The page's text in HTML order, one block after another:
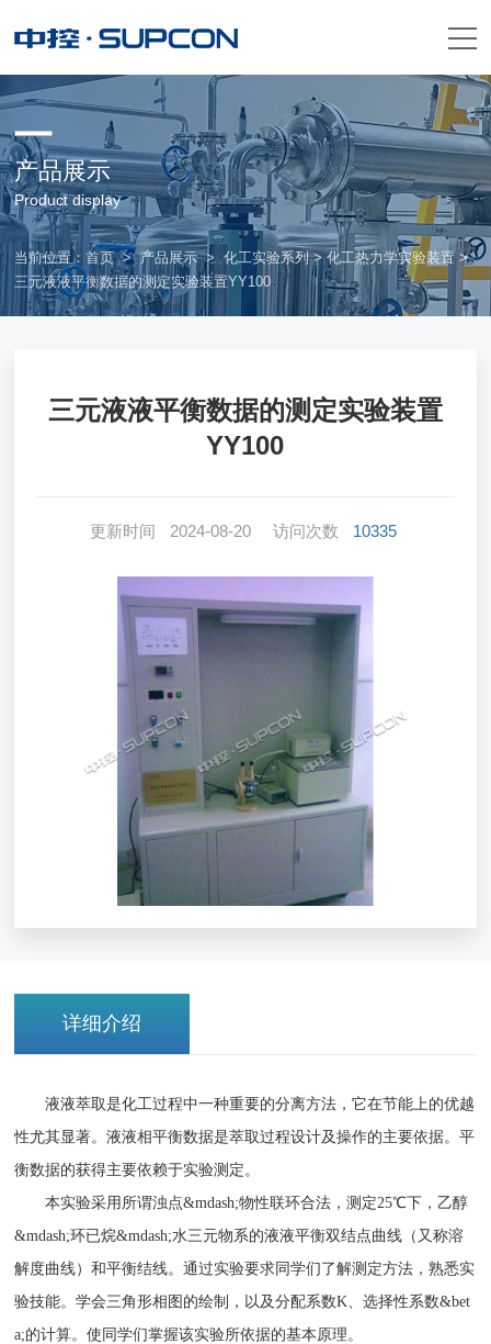
产品展示
Product display
当前位置：首页>产品展示>化工实验系列>化工热力学实验装置>
三元液液平衡数据的测定实验装置YY100
三元液液平衡数据的测定实验装置
YY100
更新时间 2024-08-20 访问次数 10335
详细介绍
液液萃取是化工过程中一种重要的分离方法，它在节能上的优越
性尤其显著。液液相平衡数据是萃取过程设计及操作的主要依据。平
衡数据的获得主要依赖于实验测定。
本实验采用所谓浊点&mdash;物性联环合法，测定25℃下，乙醇
&mdash;环已烷&mdash;水三元物系的液液平衡双结点曲线（又称溶
解度曲线）和平衡结线。通过实验要求同学们了解测定方法，熟悉实
验技能。学会三角形相图的绘制，以及分配系数K、选择性系数&bet
a;的计算。使同学们掌握该实验所依据的基本原理。